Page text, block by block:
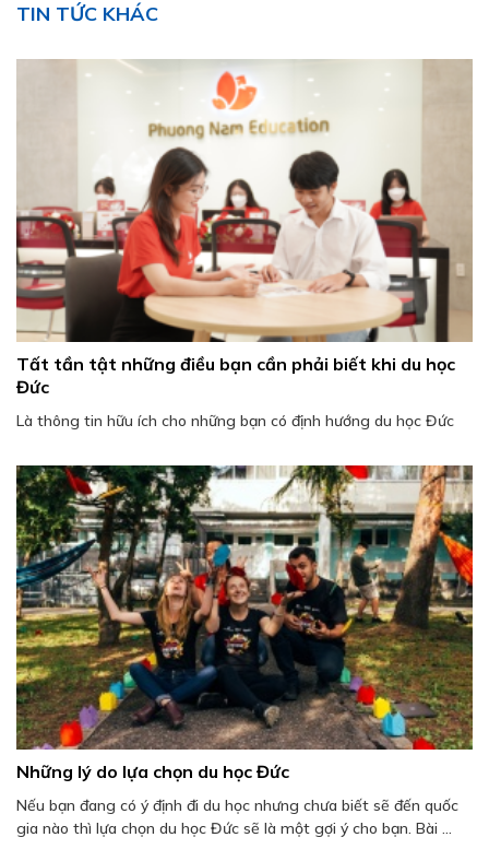
TIN TỨC KHÁC
Tất tần tật những điều bạn cần phải biết khi du học
Đức
Là thông tin hữu ích cho những bạn có định hướng du học Đức
Những lý do lựa chọn du học Đức
Nếu bạn đang có ý định đi du học nhưng chưa biết sẽ đến quốc
gia nào thì lựa chọn du học Đức sẽ là một gợi ý cho bạn. Bài ...